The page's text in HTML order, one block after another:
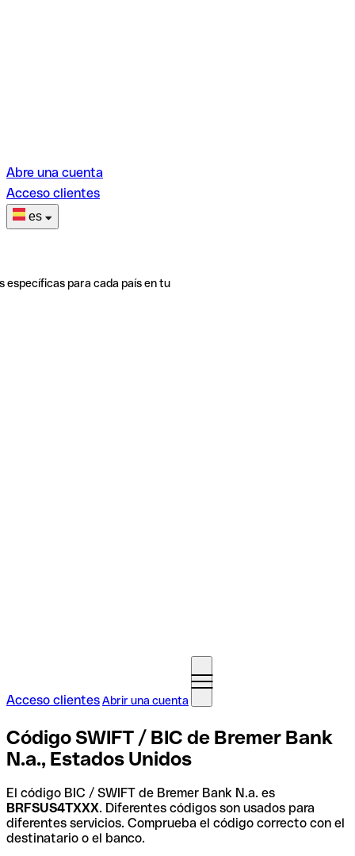
Abre una cuenta
Acceso clientes
es
específicas para cada país en tu
Acceso clientesAbrir una cuenta
Código SWIFT / BIC de Bremer Bank
N.a., Estados Unidos
El código BIC / SWIFT de Bremer Bank N.a. es
BRFSUS4TXXX. Diferentes códigos son usados para
diferentes servicios. Comprueba el código correcto con el
destinatario o el banco.